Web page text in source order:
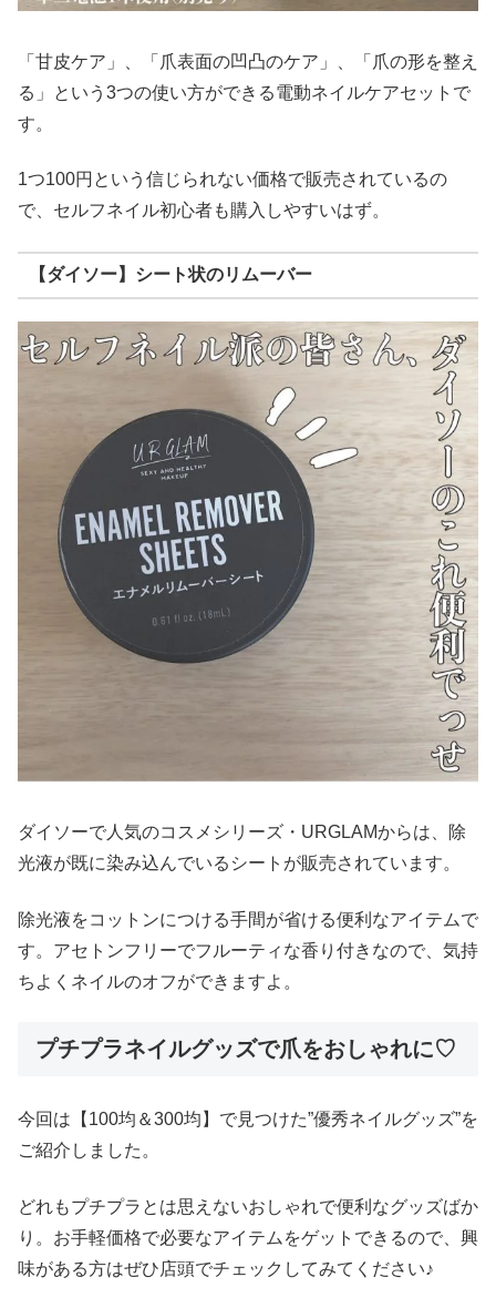
「甘皮ケア」、「爪表面の凹凸のケア」、「爪の形を整え
る」という3つの使い方ができる電動ネイルケアセットで
す。
1つ100円という信じられない価格で販売されているの
で、セルフネイル初心者も購入しやすいはず。
【ダイソー】シート状のリムーバー
ダイソーで人気のコスメシリーズ・URGLAMからは、除
光液が既に染み込んでいるシートが販売されています。
除光液をコットンにつける手間が省ける便利なアイテムで
す。アセトンフリーでフルーティな香り付きなので、気持
ちよくネイルのオフができますよ。
プチプラネイルグッズで爪をおしゃれに♡
今回は【100均＆300均】で見つけた”優秀ネイルグッズ”を
ご紹介しました。
どれもプチプラとは思えないおしゃれで便利なグッズばか
り。お手軽価格で必要なアイテムをゲットできるので、興
味がある方はぜひ店頭でチェックしてみてください♪